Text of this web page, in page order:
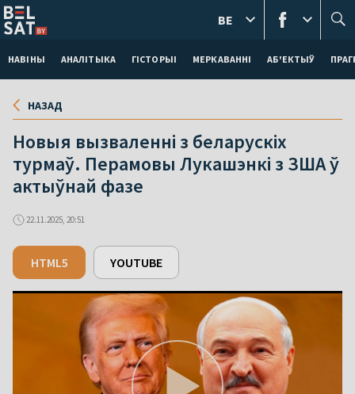
НАВІНЫ АНАЛІТЫКА ГІСТОРЫІ МЕРКАВАННI АБ'ЕКТЫЎ
BE
НАЗАД
Новыя вызваленні з беларускіх
турмаў. Перамовы Лукашэнкі з ЗША ў
актыўнай фазе
22.11.2025, 20:51
HTML5 YOUTUBE